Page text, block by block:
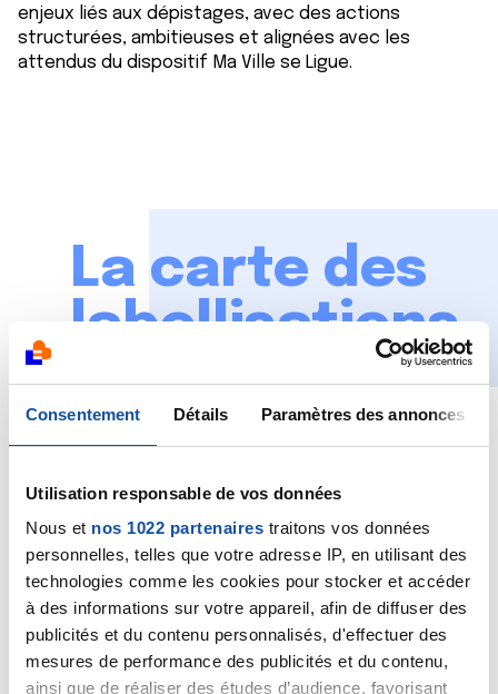
Consentement Détails Paramètres des annonces
Utilisation responsable de vos données
Nous et nos 1022 partenaires traitons vos données
personnelles, telles que votre adresse IP, en utilisant des
technologies comme les cookies pour stocker et accéder
à des informations sur votre appareil, afin de diffuser des
publicités et du contenu personnalisés, d'effectuer des
mesures de performance des publicités et du contenu,
ainsi que de réaliser des études d’audience, favorisant
enjeux liés aux dépistages, avec des actions
structurées, ambitieuses et alignées avec les
attendus du dispositif Ma Ville se Ligue.
La carte des
labellisations